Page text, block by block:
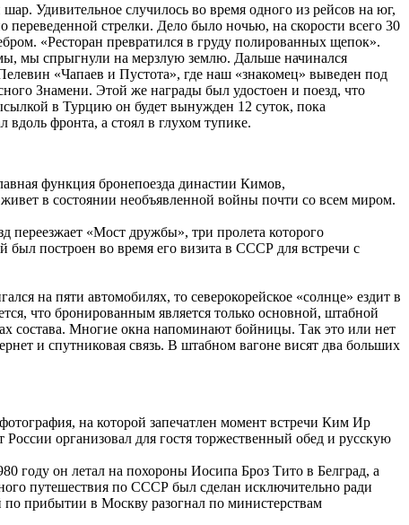
Удивительное случилось во время одного из рейсов на юг,
стрелки. Дело было ночью, на скорости всего 30
«Ресторан превратился в груду полированных щепок».
мы спрыгнули на мерзлую землю. Дальше начинался
«Чапаев и Пустота», где наш «знакомец» выведен под
Знамени. Этой же награды был удостоен и поезд, что
в Турцию он будет вынужден 12 суток, пока
вдоль фронта, а стоял в глухом тупике.
функция бронепоезда династии Кимов,
в состоянии необъявленной войны почти со всем миром.
переезжает «Мост дружбы», три пролета которого
построен во время его визита в СССР для встречи с
на пяти автомобилях, то северокорейское «солнце» ездит в
что бронированным является только основной, штабной
состава. Многие окна напоминают бойницы. Так это или нет
и спутниковая связь. В штабном вагоне висят два больших
на которой запечатлен момент встречи Ким Ир
организовал для гостя торжественный обед и русскую
году он летал на похороны Иосипа Броз Тито в Белград, а
путешествия по СССР был сделан исключительно ради
по прибытии в Москву разогнал по министерствам